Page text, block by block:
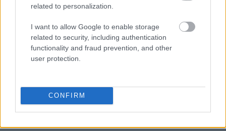
related to personalization.
I want to allow Google to enable storage
related to security, including authentication
functionality and fraud prevention, and other
user protection.
CONFIRM
Ακολουθήστε το insider.gr στο Google Newsκαι μάθετε
πρώτοι όλες τιςειδήσεις